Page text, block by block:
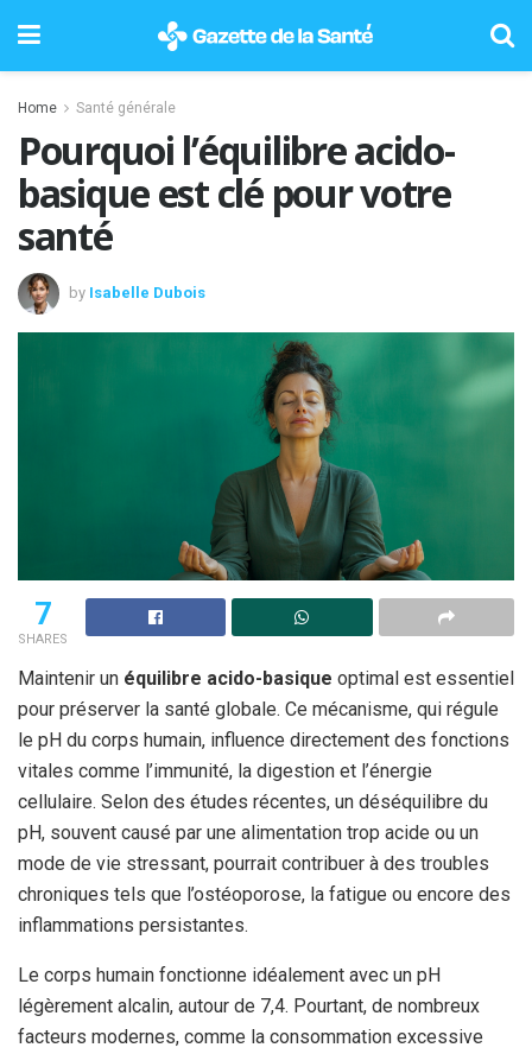
Home Santé générale
Pourquoi l’équilibre acido-
basique est clé pour votre
santé
by Isabelle Dubois
7
SHARES
Maintenir un équilibre acido-basique optimal est essentiel
pour préserver la santé globale. Ce mécanisme, qui régule
le pH du corps humain, influence directement des fonctions
vitales comme l’immunité, la digestion et l’énergie
cellulaire. Selon des études récentes, un déséquilibre du
pH, souvent causé par une alimentation trop acide ou un
mode de vie stressant, pourrait contribuer à des troubles
chroniques tels que l’ostéoporose, la fatigue ou encore des
inflammations persistantes.
Le corps humain fonctionne idéalement avec un pH
légèrement alcalin, autour de 7,4. Pourtant, de nombreux
facteurs modernes, comme la consommation excessive